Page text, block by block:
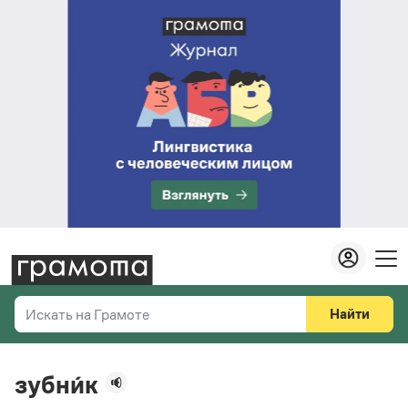
Искать на Грамоте
Справочная служба
Найти
зубни́к